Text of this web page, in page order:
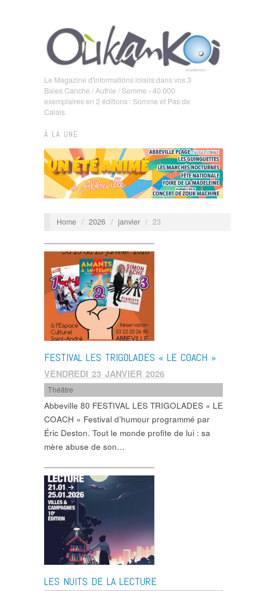
Le Magazine d'informations loisirs dans vos 3
Baies Canche / Authie / Somme - 40 000
exemplaires en 2 éditions : Somme et Pas de
Calais
À LA UNE
Home / 2026 / janvier / 23
FESTIVAL LES TRIGOLADES « LE COACH »
VENDREDI 23 JANVIER 2026
Théâtre
Abbeville 80 FESTIVAL LES TRIGOLADES « LE
COACH » Festival d’humour programmé par
Éric Deston. Tout le monde profite de lui : sa
mère abuse de son…
LES NUITS DE LA LECTURE